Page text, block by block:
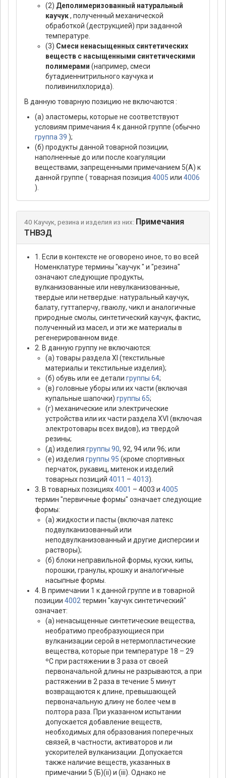
(2) Деполимеризованный натуральный
каучук, полученный механической
обработкой (деструкцией) при заданной
температуре.
(3) Смеси ненасыщенных синтетических
веществ с насыщенными синтетическими
полимерами (например, смеси
бутадиеннитрильного каучука и
поливинилхлорида).
В данную товарную позицию не включаются :
(а) эластомеры, которые не соответствуют
условиям примечания 4 к данной группе (обычно
группа 39 );
(б) продукты данной товарной позиции,
наполненные до или после коагуляции
веществами, запрещенными примечанием 5(А) к
данной группе ( товарная позиция 4005 или 4006
).
40 Каучук, резина и изделия из них: Примечания
ТНВЭД
1. Если в контексте не оговорено иное, то во всей
Hоменклатуре термины "каучук " и "резина"
означают следующие продукты,
вулканизованные или невулканизованные,
твердые или нетвердые: натуральный каучук,
балату, гуттаперчу, гваюлу, чикл и аналогичные
природные смолы, синтетический каучук, фактис,
полученный из масел, и эти же материалы в
регенерированном виде.
2. В данную группу не включаются:
(а) товары раздела XI (текстильные
материалы и текстильные изделия);
(б) обувь или ее детали группы 64;
(в) головные уборы или их части (включая
купальные шапочки) группы 65;
(г) механические или электрические
устройства или их части раздела XVI (включая
электротовары всех видов), из твердой
резины;
(д) изделия группы 90, 92, 94 или 96; или
(е) изделия группы 95 (кроме спортивных
перчаток, рукавиц, митенок и изделий
товарных позиций 4011 – 4013).
3. В товарных позициях4001 – 4003 и 4005
термин "первичные формы" означает следующие
формы:
(а) жидкости и пасты (включая латекс
подвулканизованный или
неподвулканизованный и другие дисперсии и
растворы);
(б) блоки неправильной формы, куски, кипы,
порошки, гранулы, крошку и аналогичные
насыпные формы.
4. В примечании 1 к данной группе и в товарной
позиции 4002 термин "каучук синтетический"
означает:
(а) ненасыщенные синтетические вещества,
необратимо преобразующиеся при
вулканизации серой в нетермопластические
вещества, которые при температуре 18 – 29
ºС при растяжении в 3 раза от своей
первоначальной длины не разрываются, а при
растяжении в 2 раза в течение 5 минут
возвращаются к длине, превышающей
первоначальную длину не более чем в
полтора раза. При указанном испытании
допускается добавление веществ,
необходимых для образования поперечных
связей, в частности, активаторов и ли
ускорителей вулканизации. Допускается
также наличие веществ, указанных в
примечании 5 (Б)(ii) и (iii). Однако не